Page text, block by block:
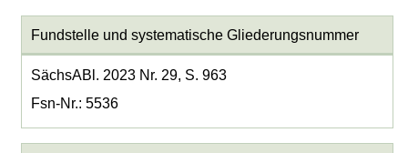
Fundstelle und systematische Gliederungsnummer
SächsABl. 2023 Nr. 29, S. 963
Fsn-Nr.: 5536